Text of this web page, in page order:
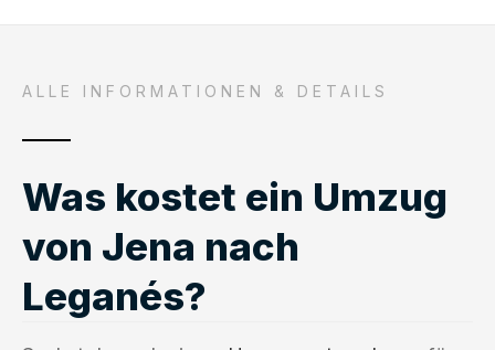
ALLE INFORMATIONEN & DETAILS
Was kostet ein Umzug
von Jena nach
Leganés?